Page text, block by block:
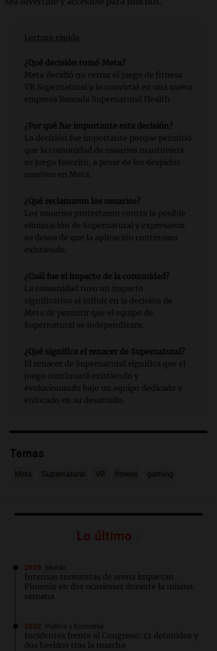
Lectura rápida
¿Qué decisión tomó Meta?
Meta decidió no cerrar el juego de fitness
VR Supernatural y lo convirtió en una nueva
empresa llamada Supernatural Health.
¿Por qué fue importante esta decisión?
La decisión fue importante porque permitió
que la comunidad de usuarios mantuviera
su juego favorito, a pesar de los despidos
masivos en Meta.
¿Qué reclamaron los usuarios?
Los usuarios protestaron contra la posible
eliminación de Supernatural y expresaron
su deseo de que la aplicación continuara
existiendo.
¿Cuál fue el impacto de la comunidad?
La comunidad tuvo un impacto
significativo al influir en la decisión de
Meta de permitir que el equipo de
Supernatural se independizara.
¿Qué significa el renacer de Supernatural?
El renacer de Supernatural significa que el
juego continuará existiendo y
evolucionando bajo un equipo dedicado y
enfocado en su desarrollo.
Temas
Meta Supernatural VR fitness gaming
Lo último
23:08 Mundo
Intensas tormentas de arena impactan
Phoenix en dos ocasiones durante la misma
semana
23:02 Política y Economía
Incidentes frente al Congreso: 12 detenidos y
dos heridos tras la marcha